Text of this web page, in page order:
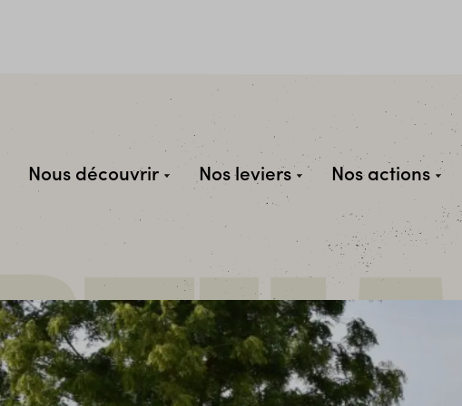
Nous découvrir Nos leviers Nos actions